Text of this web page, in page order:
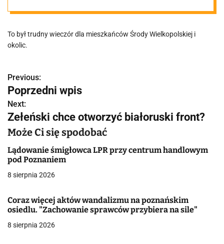
oburzeni
To był trudny wieczór dla mieszkańców Środy Wielkopolskiej i
okolic.
N
a
w
i
g
a
c
j
Previous:
Poprzedni wpis
Next:
Zełeński chce otworzyć białoruski front?
Może Ci się spodobać
Lądowanie śmigłowca LPR przy centrum handlowym
pod Poznaniem
8 sierpnia 2026
Coraz więcej aktów wandalizmu na poznańskim
osiedlu. "Zachowanie sprawców przybiera na sile"
8 sierpnia 2026